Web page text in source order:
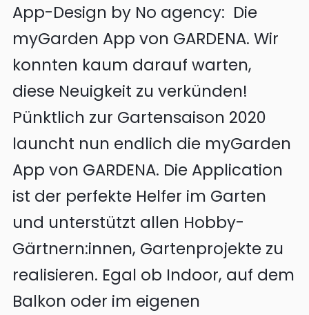
App-Design by No agency: Die
myGarden App von GARDENA. Wir
konnten kaum darauf warten,
diese Neuigkeit zu verkünden!
Pünktlich zur Gartensaison 2020
launcht nun endlich die myGarden
App von GARDENA. Die Application
ist der perfekte Helfer im Garten
und unterstützt allen Hobby-
Gärtnern:innen, Gartenprojekte zu
realisieren. Egal ob Indoor, auf dem
Balkon oder im eigenen